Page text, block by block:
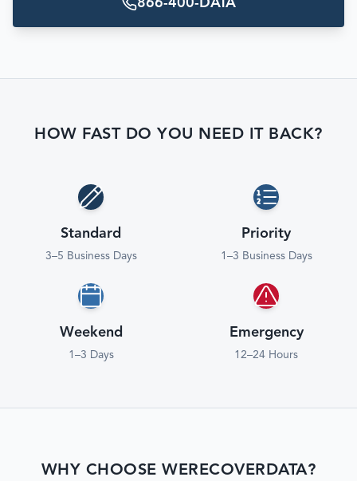
866-400-DATA
HOW FAST DO YOU NEED IT BACK?
Standard
3–5 Business Days
Priority
1–3 Business Days
Weekend
1–3 Days
Emergency
12–24 Hours
WHY CHOOSE WERECOVERDATA?